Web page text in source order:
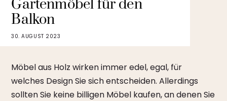
30. AUGUST 2023
Gartenmöbel für den
Balkon
Möbel aus Holz wirken immer edel, egal, für
welches Design Sie sich entscheiden. Allerdings
sollten Sie keine billigen Möbel kaufen, an denen Sie